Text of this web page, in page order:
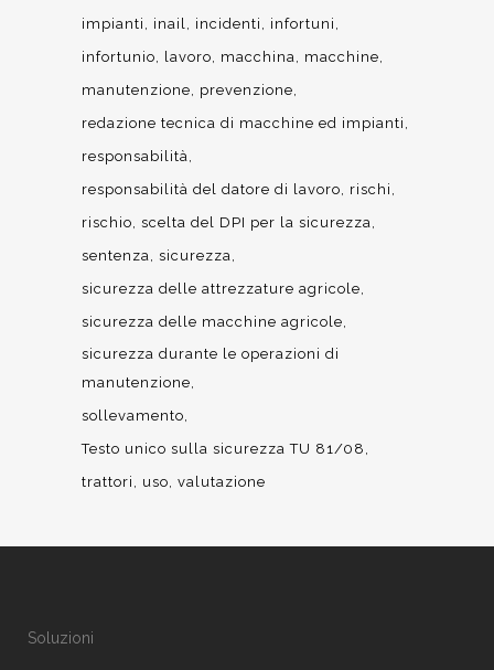
impianti
inail incidenti
infortuni
infortunio
lavoro macchina
macchine
manutenzione
prevenzione
redazione tecnica di macchine ed impianti
responsabilità
responsabilità del datore di lavoro
rischi
rischio scelta del DPI per la sicurezza
sentenza
sicurezza
sicurezza delle attrezzature agricole
sicurezza delle macchine agricole
sicurezza durante le operazioni di
manutenzione
sollevamento
Testo unico sulla sicurezza TU 81/08
trattori
uso valutazione
Soluzioni